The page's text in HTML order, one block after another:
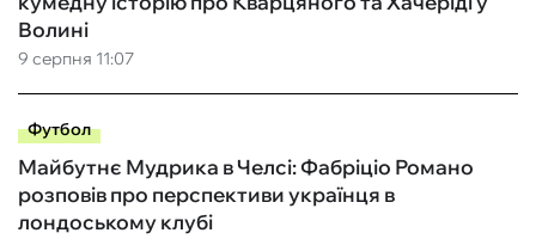
9 серпня 11:07
Волині
Футбол
Майбутнє Мудрика в Челсі: Фабріціо Романо
розповів про перспективи українця в
лондоському клубі